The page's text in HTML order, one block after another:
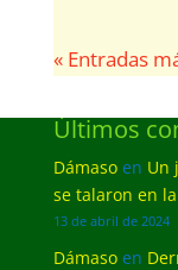
« Entradas
Últimos
Dámasoen Un
se talaron en
13 de abril de 2024
Dámasoen